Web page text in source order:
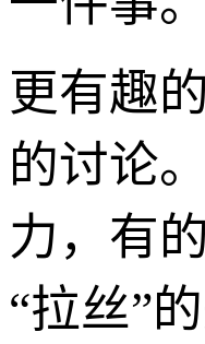
更有趣
的讨论
力，有
“拉丝”